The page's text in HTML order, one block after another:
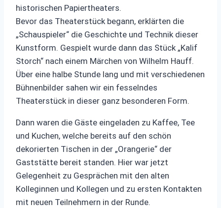
historischen Papiertheaters.
Bevor das Theaterstück begann, erklärten die
„Schauspieler“ die Geschichte und Technik dieser
Kunstform. Gespielt wurde dann das Stück „Kalif
Storch“ nach einem Märchen von Wilhelm Hauff.
Über eine halbe Stunde lang und mit verschiedenen
Bühnenbilder sahen wir ein fesselndes
Theaterstück in dieser ganz besonderen Form.
Dann waren die Gäste eingeladen zu Kaffee, Tee
und Kuchen, welche bereits auf den schön
dekorierten Tischen in der „Orangerie“ der
Gaststätte bereit standen. Hier war jetzt
Gelegenheit zu Gesprächen mit den alten
Kolleginnen und Kollegen und zu ersten Kontakten
mit neuen Teilnehmern in der Runde.